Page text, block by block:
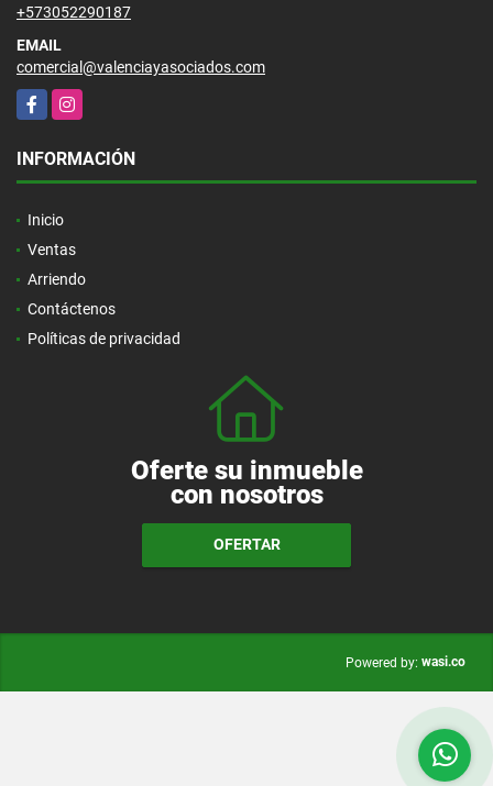
+573052290187
EMAIL
comercial@valenciayasociados.com
FacebookInstagram
INFORMACIÓN
Inicio
Ventas
Arriendo
Contáctenos
Políticas de privacidad
Oferte su inmueble
con nosotros
OFERTAR
Powered by: wasi.co